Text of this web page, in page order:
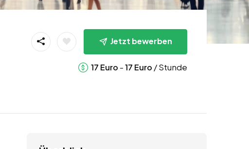
Jetzt bewerben
17 Euro -17 Euro / Stunde